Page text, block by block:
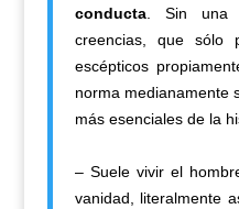
conducta. Sin una
creencias, que sólo
escépticos
norma medianamente
más esenciales de la
– Suele vivir el
vanidad, literalmente